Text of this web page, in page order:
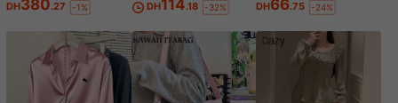
DH380.27 -1% DH114.18 -32% DH66.75 -24%